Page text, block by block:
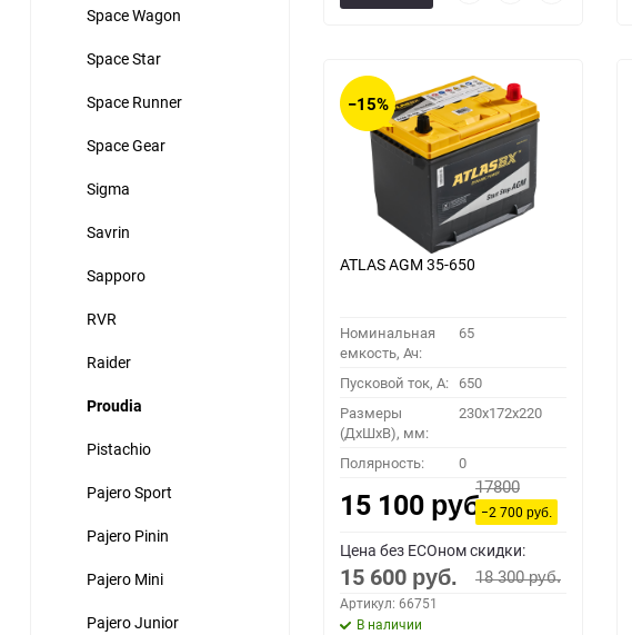
Space Wagon
Space Star
Space Runner
Space Gear
Sigma
Savrin
Sapporo
RVR
Raider
Proudia
Pistachio
Pajero Sport
Pajero Pinin
Pajero Mini
Pajero Junior
−15%
ATLAS AGM 35-650
Номинальная
емкость, Ач:
65
Пусковой ток, A: 650
Размеры
(ДхШхВ), мм:
230x172x220
Полярность: 0
15 100 руб.
17800
−2 700руб.
Цена без ECOном скидки:
15 600 руб. 18 300руб.
Артикул: 66751
В наличии